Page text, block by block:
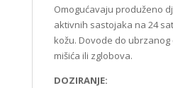
Omogućavaju produženo
aktivnih sastojaka na 24
kožu. Dovode do
mišića ili zglobova.
DOZIRANJE: